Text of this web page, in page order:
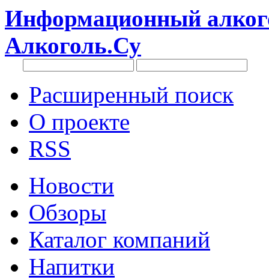
Информационный
Алкоголь.Су
Расширенный поиск
О проекте
RSS
Новости
Обзоры
Каталог компаний
Напитки